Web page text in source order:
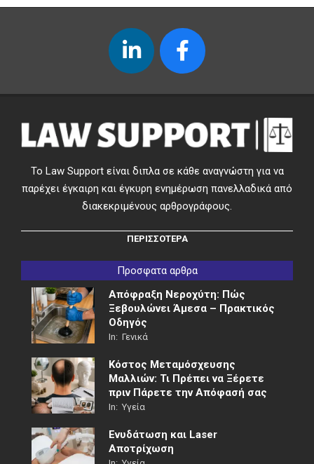
Το Law Support είναι διπλα σε κάθε αναγνώστη για να
παρέχει έγκαιρη και έγκυρη ενημέρωση πανελλαδικά από
διακεκριμένους αρθρογράφους.
ΠΕΡΙΣΣΟΤΕΡΑ
Προσφατα αρθρα
Απόφραξη Νεροχύτη: Πώς
Ξεβουλώνει Άμεσα – Πρακτικός
Οδηγός
In: Γενικά
Κόστος Μεταμόσχευσης
Μαλλιών: Τι Πρέπει να Ξέρετε
πριν Πάρετε την Απόφασή σας
In: Υγεία
Ενυδάτωση και Laser
Αποτρίχωση